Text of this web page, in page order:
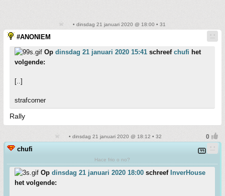
• dinsdag 21 januari 2020 @ 18:00 • 31
#ANONIEM
Op dinsdag 21 januari 2020 15:41 schreef chufi het
volgende:
[..]
strafcorner
Rally
• dinsdag 21 januari 2020 @ 18:12 • 32
chufi
Hace frio o no?
Op dinsdag 21 januari 2020 18:00 schreef InverHouse
het volgende: